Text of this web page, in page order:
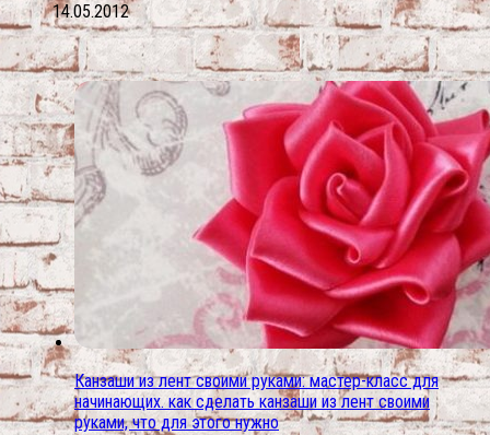
14.05.2012
Канзаши из лент своими руками: мастер-класс для
начинающих. как сделать канзаши из лент своими
руками, что для этого нужно